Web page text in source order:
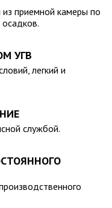
с
безопасна в
приемной камеры по
УГВ
легкий и
службой.